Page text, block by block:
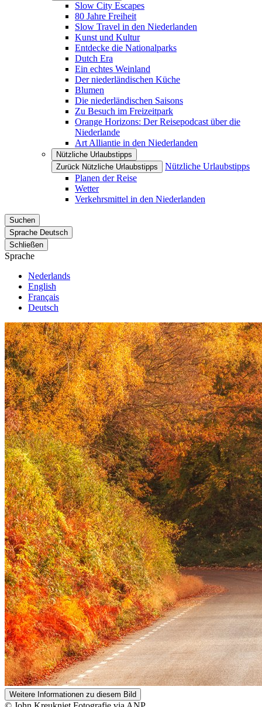
Slow City Escapes
80 Jahre Freiheit
Slow Travel in den Niederlanden
Kunst und Kultur
Entdecke die Nationalparks
Dutch Era
Ein echtes Weinland
Der niederländischen Küche
Blumen
Die niederländischen Saisons
Zu Besuch im Freizeitpark
Orange Horizons: Der Reisepodcast über die
Niederlande
Art Alliantie in den Niederlanden
Nützliche Urlaubstipps
Zurück Nützliche Urlaubstipps
Nützliche Urlaubstipps
Planen der Reise
Wetter
Verkehrsmittel in den Niederlanden
Suchen
Sprache Deutsch
Schließen
Sprache
Nederlands
English
Français
Deutsch
Weitere Informationen zu diesem Bild